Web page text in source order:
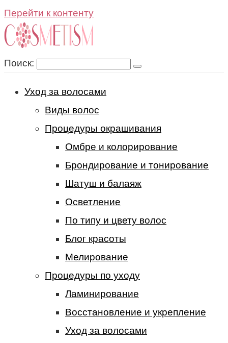
Перейти к контенту
Поиск:
Уход за волосами
Виды волос
Процедуры окрашивания
Омбре и колорирование
Брондирование и тонирование
Шатуш и балаяж
Осветление
По типу и цвету волос
Блог красоты
Мелирование
Процедуры по уходу
Ламинирование
Восстановление и укрепление
Уход за волосами